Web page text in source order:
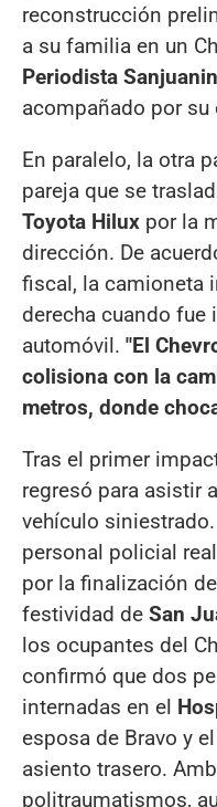
reconstrucción
a su familia en un
Periodista
acompañado por su
En paralelo, la otra
pareja que se
Toyota Hilux por la
dirección. De
fiscal, la camioneta
derecha cuando fue
automóvil. "El
colisiona con la
metros, donde
Tras el primer
regresó para asistir
vehículo
personal policial
por la finalización
festividad de San
los ocupantes del
confirmó que dos
internadas en el
esposa de Bravo y
asiento trasero.
politraumatismos,